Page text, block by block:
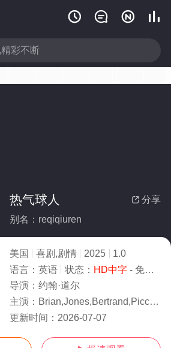
   
 分享
热气球人
别名：reqiqiuren
美国 喜剧,剧情 2025
1.0
语言： 英语 状态： HD中字- 免费在线观看
导演： 约翰·道尔
主演： Brian,Jones,Bertrand,Piccard
更新时间： 2026-07-07